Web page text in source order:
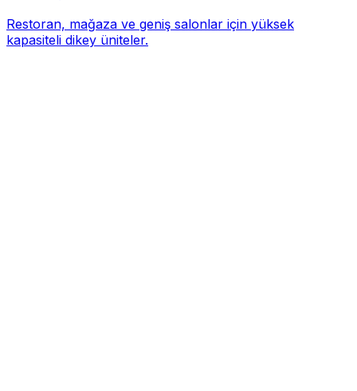
Restoran, mağaza ve geniş salonlar için yüksek
kapasiteli dikey üniteler.